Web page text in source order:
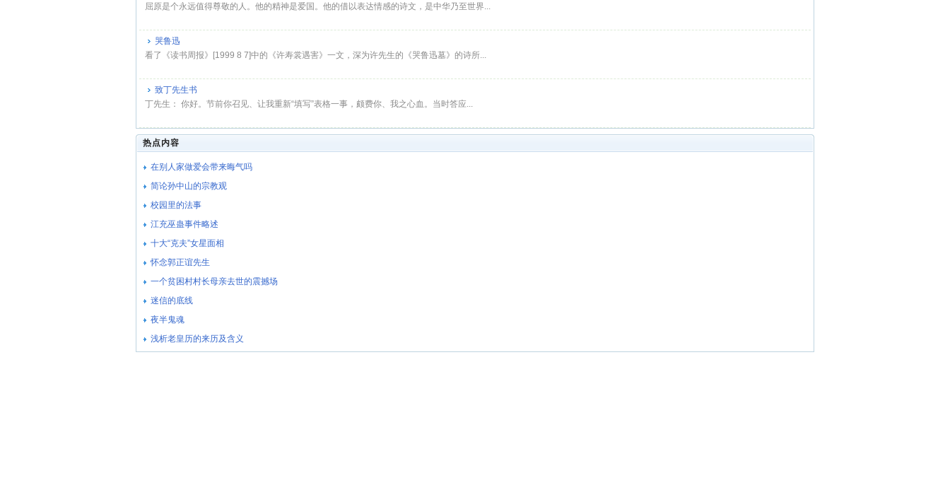
屈原是个永远值得尊敬的人。他的精神是爱国。他的借以表达情感的诗文，是中华乃至世界...
哭鲁迅
看了《读书周报》[1999 8 7]中的《许寿裳遇害》一文，深为许先生的《哭鲁迅墓》的诗所...
致丁先生书
丁先生： 你好。节前你召见、让我重新“填写”表格一事，颇费你、我之心血。当时答应...
热点内容
在别人家做爱会带来晦气吗
简论孙中山的宗教观
校园里的法事
江充巫蛊事件略述
十大“克夫”女星面相
怀念郭正谊先生
一个贫困村村长母亲去世的震撼场
迷信的底线
夜半鬼魂
浅析老皇历的来历及含义